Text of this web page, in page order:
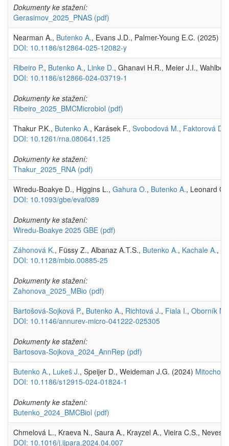
Dokumenty ke stažení:
Gerasimov_2025_PNAS (pdf)
Nearman A., Butenko A., Evans J.D., Palmer-Young E.C. (2025)
DOI: 10.1186/s12864-025-12082-y
Ribeiro P., Butenko A., Linke D., Ghanavi H.R., Meier J.I.,
DOI: 10.1186/s12866-024-03719-1
Dokumenty ke stažení:
Ribeiro_2025_BMCMicrobiol (pdf)
Thakur P.K., Butenko A., Karásek F., Svobodová M., Faktorová D.
DOI: 10.1261/rna.080641.125
Dokumenty ke stažení:
Thakur_2025_RNA (pdf)
Wiredu-Boakye D., Higgins L., Gahura O., Butenko A., Leonard
DOI: 10.1093/gbe/evaf089
Dokumenty ke stažení:
Wiredu-Boakye 2025 GBE (pdf)
Záhonová K., Füssy Z., Albanaz A.T.S., Butenko A., Kachale A.,
DOI: 10.1128/mbio.00885-25
Dokumenty ke stažení:
Zahonova_2025_MBio (pdf)
Bartošová-Sojková P., Butenko A., Richtová J., Fiala I., Oborník M.
DOI: 10.1146/annurev-micro-041222-025305
Dokumenty ke stažení:
Bartosova-Sojkova_2024_AnnRep (pdf)
Butenko A., Lukeš J., Speijer D., Weideman J.G. (2024)
DOI: 10.1186/s12915-024-01824-1
Dokumenty ke stažení:
Butenko_2024_BMCBiol (pdf)
Chmelová L., Kraeva N., Saura A., Krayzel A., Vieira C.S., Neves
DOI: 10.1016/j.ijpara.2024.04.007